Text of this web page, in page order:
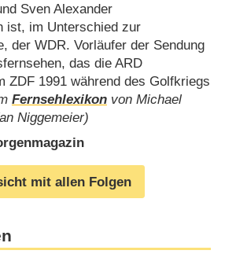
Sven Alexander
ist, im Unterschied zur
der WDR. Vorläufer der Sendung
das die ARD
ZDF 1991 während des Golfkriegs
Fernsehlexikonvon Michael
Niggemeier)
mit allen Folgen